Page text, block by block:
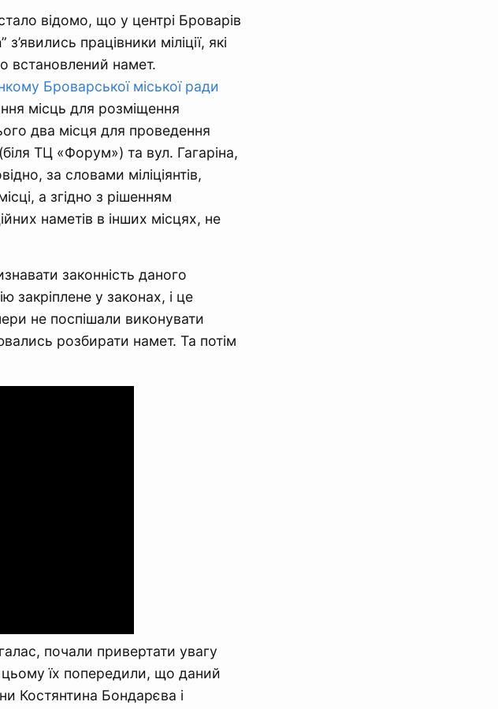
відомо, що у центрі Броварів
” з’явились працівники міліції, які
встановлений намет.
Броварської міської ради
місць для розміщення
два місця для проведення
ТЦ «Форум») та вул. Гагаріна,
за словами міліціянтів,
а згідно з рішенням
наметів в інших місцях, не
законність даного
закріплене у законах, і це
не поспішали виконувати
розбирати намет. Та потім
почали привертати увагу
цьому їх попередили, що даний
Костянтина Бондарєва і